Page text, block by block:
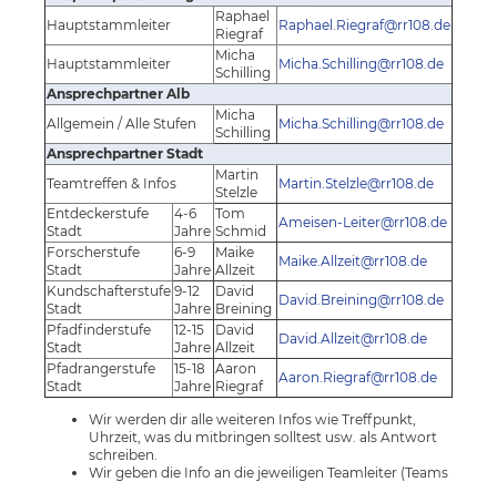
Hauptstammleiter
Raphael
Riegraf
Raphael.Riegraf@rr108.de
Hauptstammleiter
Micha
Schilling
Micha.Schilling@rr108.de
Ansprechpartner Alb
Allgemein / Alle Stufen
Micha
Schilling
Micha.Schilling@rr108.de
Ansprechpartner Stadt
Teamtreffen & Infos
Martin
Stelzle
Martin.Stelzle@rr108.de
Entdeckerstufe
Stadt
4-6
Jahre
Tom
Schmid
Ameisen-Leiter@rr108.de
Forscherstufe
Stadt
6-9
Jahre
Maike
Allzeit
Maike.Allzeit@rr108.de
Kundschafterstufe
Stadt
9-12
Jahre
David
Breining
David.Breining@rr108.de
Pfadfinderstufe
Stadt
12-15
Jahre
David
Allzeit
David.Allzeit@rr108.de
Pfadrangerstufe
Stadt
15-18
Jahre
Aaron
Riegraf
Aaron.Riegraf@rr108.de
Wir werden dir alle weiteren Infos wie Treffpunkt,
Uhrzeit, was du mitbringen solltest usw. als Antwort
schreiben.
Wir geben die Info an die jeweiligen Teamleiter (Teams